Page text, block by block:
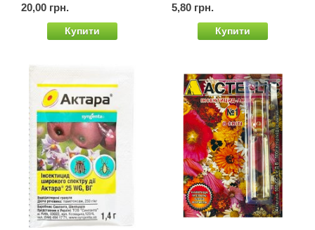
20,00 грн.
Купити
5,80 грн.
Купити